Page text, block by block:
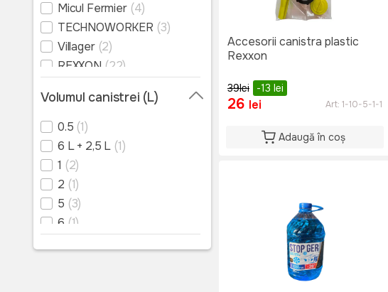
Micul Fermier (4)
TECHNOWORKER (3)
Villager (2)
REXXON (22)
HECHT (5)
Volumul canistrei (L)
0.5 (1)
6 L + 2,5 L (1)
1 (2)
2 (1)
5 (3)
6 (1)
Accesorii canistra plastic
Rexxon
39lei -13 lei
26 lei Art: 1-10-5-1-1
Adaugă în coș